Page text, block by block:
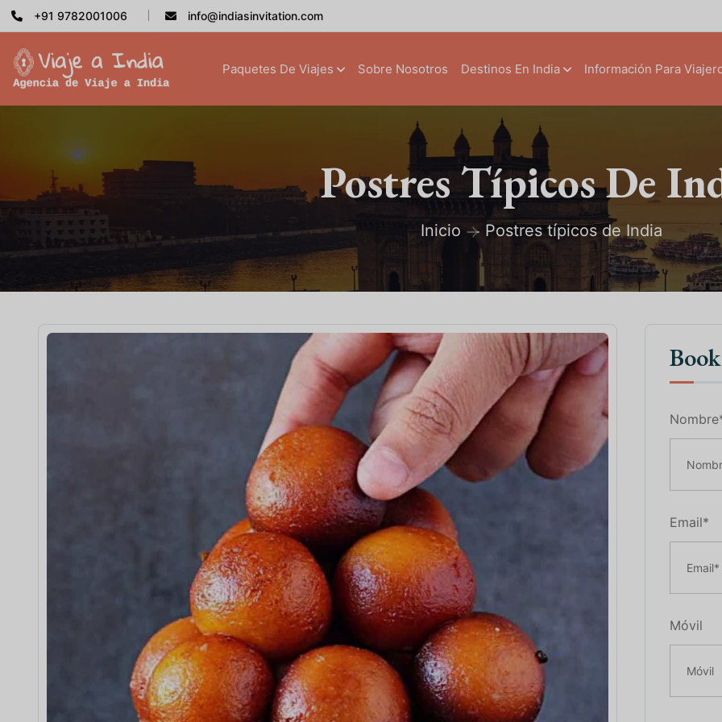
+91 9782001006 info@indiasinvitation.com
Paquetes De Viajes Sobre Nosotros Destinos En India Información Para
Postres Típicos De
Inicio Postres típicos de India
Email*
Móvil